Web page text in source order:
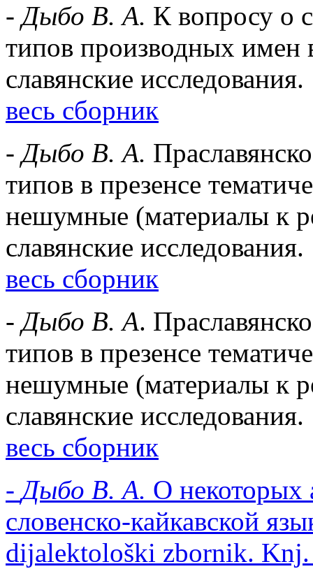
-Дыбо В. А. К вопросу о
типов производных имен
славянские
весь сборник
-Дыбо В. А.
типов в презенсе
нешумные (материалы к
славянские
весь сборник
-Дыбо В. А.
типов в презенсе
нешумные (материалы к
славянские
весь сборник
-Дыбо В. А. О некоторых
словенско-кайкавской
dijalektološki zbornik.